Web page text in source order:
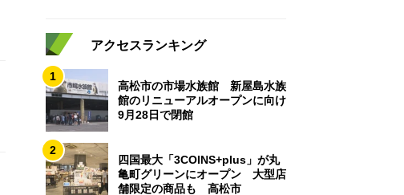
アクセスランキング
1
高松市の市場水族館 新屋島水族
館のリニューアルオープンに向け
9月28日で閉館
2
四国最大「3COINS+plus」が丸
亀町グリーンにオープン 大型店
舗限定の商品も 高松市